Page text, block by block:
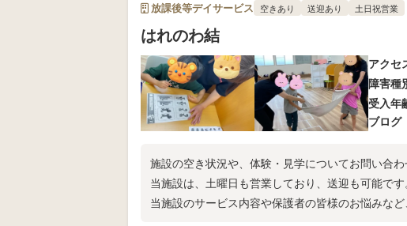
放課後等デイサービス 空きあり 送迎あり 土日祝営業
はれのわ結
アクセ
障害種
受入年
ブログ
施設の空き状況や、体験・見学についてお問い合わ
当施設は、土曜日も営業しており、送迎も可能です
当施設のサービス内容や保護者の皆様のお悩みな